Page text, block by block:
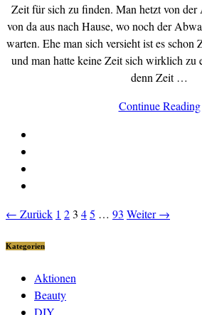
Zeit für sich zu finden. Man hetzt von der
von da aus nach Hause, wo noch der
warten. Ehe man sich versieht ist es schon
und man hatte keine Zeit sich wirklich zu
denn Zeit …
Continue Reading
Beitragsnavigation
← Zurück 1 23 45 … 93 Weiter →
Kategorien
Aktionen
Beauty
DIY